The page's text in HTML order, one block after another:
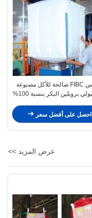
أكياس FIBC صالحة للأكل مصنوعة
من البولي بروبلين البكر بنسبة 100%
احصل على أفضل سعر
عرض المزيد >>